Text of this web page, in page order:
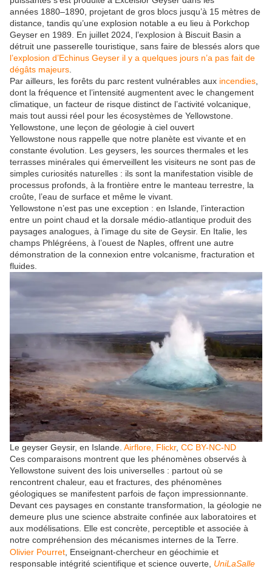
années 1880–1890, projetant de gros blocs jusqu’à 15 mètres de
distance, tandis qu’une explosion notable a eu lieu à Porkchop
Geyser en 1989. En juillet 2024, l’explosion à Biscuit Basin a
détruit une passerelle touristique, sans faire de blessés alors que
l’explosion d’Echinus Geyser il y a quelques jours n’a pas fait de
dégâts majeurs
Par ailleurs, les forêts du parc restent vulnérables aux incendies
dont la fréquence et l’intensité augmentent avec le changement
climatique, un facteur de risque distinct de l’activité volcanique,
mais tout aussi réel pour les écosystèmes de Yellowstone.
Yellowstone, une leçon de géologie à ciel ouvert
Yellowstone nous rappelle que notre planète est vivante et en
constante évolution. Les geysers, les sources thermales et les
terrasses minérales qui émerveillent les visiteurs ne sont pas de
simples curiosités naturelles : ils sont la manifestation visible de
processus profonds, à la frontière entre le manteau terrestre, la
croûte, l’eau de surface et même le vivant.
Yellowstone n’est pas une exception : en Islande, l’interaction
entre un point chaud et la dorsale médio-atlantique produit des
paysages analogues, à l’image du site de Geysir. En Italie, les
champs Phlégréens, à l’ouest de Naples, offrent une autre
démonstration de la connexion entre volcanisme, fracturation et
fluides.
Le geyser Geysir, en Islande. Airflore, Flickr, CC BY-NC-ND
Ces comparaisons montrent que les phénomènes observés à
Yellowstone suivent des lois universelles : partout où se
rencontrent chaleur, eau et fractures, des phénomènes
géologiques se manifestent parfois de façon impressionnante.
Devant ces paysages en constante transformation, la géologie ne
demeure plus une science abstraite confinée aux laboratoires et
aux modélisations. Elle est concrète, perceptible et associée à
notre compréhension des mécanismes internes de la Terre.
Olivier Pourret , Enseignant-chercheur en géochimie et
responsable intégrité scientifique et science ouverte, UniLaSalle